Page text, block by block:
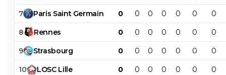
7 Paris Saint Germain 0 0 0 0 0 0 0
8 Rennes 0 0 0 0 0 0 0
9 Strasbourg 0 0 0 0 0 0 0
10 LOSC Lille 0 0 0 0 0 0 0